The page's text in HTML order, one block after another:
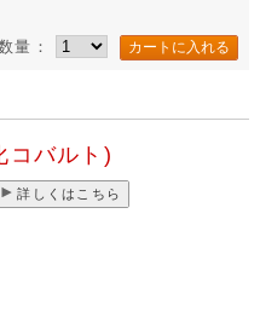
量：
バルト)
詳しくはこちら